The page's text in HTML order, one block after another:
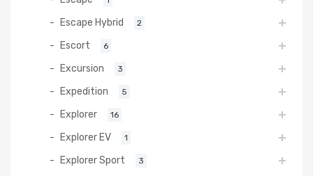
Escape Hybrid 2
Escort 6
Excursion 3
Expedition 5
Explorer 16
Explorer EV 1
Explorer Sport 3